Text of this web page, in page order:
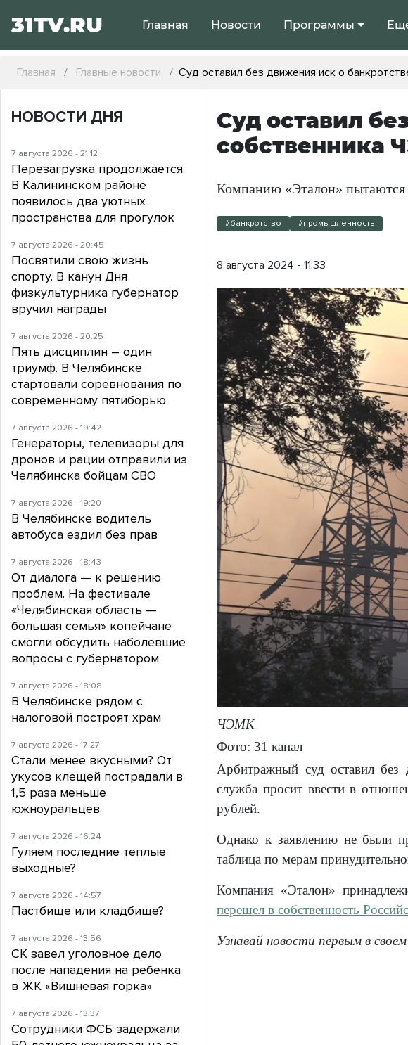
31TV.RU Главная Новости Программы
Главная Главные новости Суд оставил без движения иск о
Суд оставил
собственника
Компанию «Эталон» пытаются
#банкротство #промышленность
8 августа 2024 - 11:33
ЧЭМК
Фото: 31 канал
Арбитражный суд оставил без
служба просит ввести в
рублей.
Однако к заявлению не были
таблица по мерам
Компания «Эталон»
перешел в собственность
Узнавай новости первым в
НОВОСТИ ДНЯ
7 августа 2026 - 21:12
Перезагрузка продолжается.
В Калининском районе
появилось два уютных
пространства для прогулок
7 августа 2026 - 20:45
Посвятили свою жизнь
спорту. В канун Дня
физкультурника губернатор
вручил награды
7 августа 2026 - 20:25
Пять дисциплин – один
триумф. В Челябинске
стартовали соревнования по
современному пятиборью
7 августа 2026 - 19:42
Генераторы, телевизоры для
дронов и рации отправили из
Челябинска бойцам СВО
7 августа 2026 - 19:20
В Челябинске водитель
автобуса ездил без прав
7 августа 2026 - 18:43
От диалога — к решению
проблем. На фестивале
«Челябинская область —
большая семья» копейчане
смогли обсудить наболевшие
вопросы с губернатором
7 августа 2026 - 18:08
В Челябинске рядом с
налоговой построят храм
7 августа 2026 - 17:27
Стали менее вкусными? От
укусов клещей пострадали в
1,5 раза меньше
южноуральцев
7 августа 2026 - 16:24
Гуляем последние теплые
выходные?
7 августа 2026 - 14:57
Пастбище или кладбище?
7 августа 2026 - 13:56
СК завел уголовное дело
после нападения на ребенка
в ЖК «Вишневая горка»
7 августа 2026 - 13:37
Сотрудники ФСБ задержали